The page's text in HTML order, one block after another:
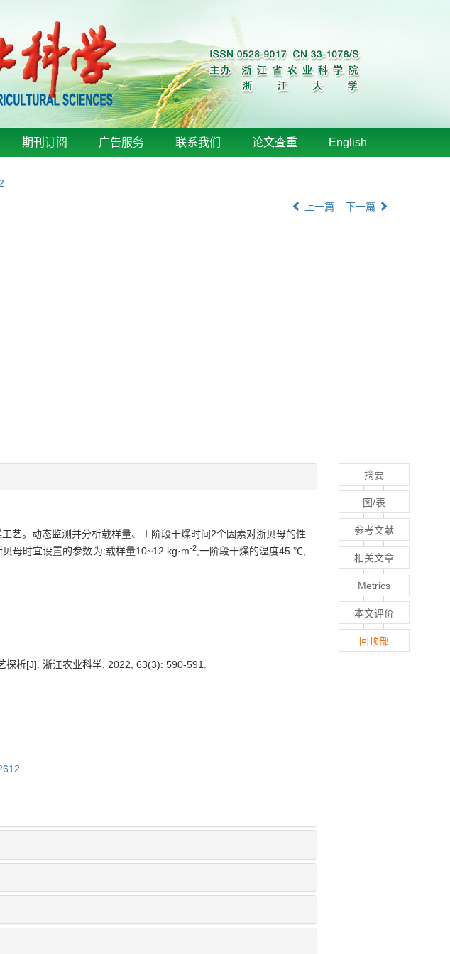
期刊订阅 广告服务 联系我们 论文查重 English
上一篇 下一篇
艺。动态监测并分析载样量、Ⅰ阶段干燥时间2个因素对浙贝母的性
母时宜设置的参数为:载样量10~12 kg·m-2,一阶段干燥的温度45 ℃,
析[J]. 浙江农业科学, 2022, 63(3): 590-591.
摘要
图/表
参考文献
相关文章
Metrics
本文评价
回顶部